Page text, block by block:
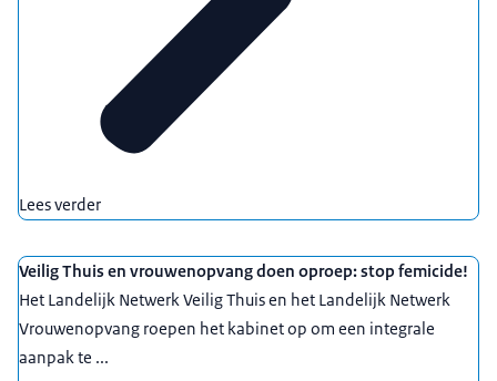
Lees verder
Veilig Thuis en vrouwenopvang doen oproep: stop femicide!
Het Landelijk Netwerk Veilig Thuis en het Landelijk Netwerk
Vrouwenopvang roepen het kabinet op om een integrale
aanpak te ...